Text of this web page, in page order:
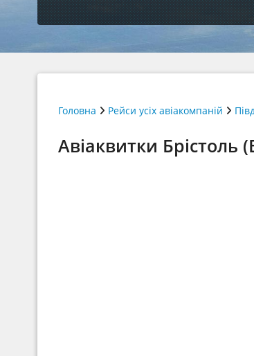
Головна Рейси усіх авіакомпаній
Авіаквитки Брістоль